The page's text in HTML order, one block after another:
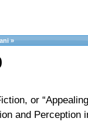
»
or
and Perception